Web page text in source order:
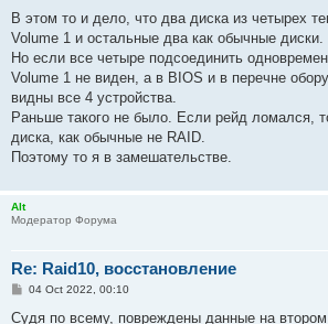
В этом то и дело, что два диска из четырех
Volume 1 и остальные два как обычные диски.
Но если все четыре подсоединить
Volume 1 не виден, а в BIOS и в перечне
видны все 4 устройства.
Раньше такого не было. Если рейд ломался,
диска, как обычные не RAID.
Поэтому то я в замешательстве.
Alt
Модератор Форума
Re: Raid10, восстановление
P
s
04 Oct 2022, 00:10
Судя по всему, повреждены данные на втором